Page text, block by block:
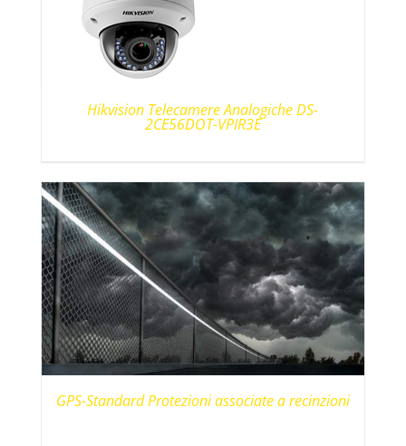
Hikvision Telecamere Analogiche DS-
2CE56DOT-VPIR3E
GPS-Standard Protezioni associate a recinzioni